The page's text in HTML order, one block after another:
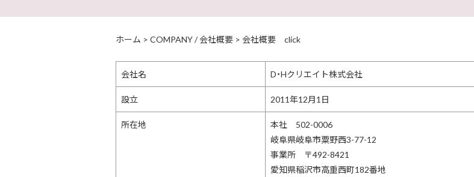
ホーム > COMPANY / 会社概要 > 会社概要 click
会社名 D・Hクリエイト株式会社
設立 2011年12月1日
所在地
本社 502-0006
岐阜県岐阜市粟野西3-77-12
事業所 〒492-8421
愛知県稲沢市高重西町182番地